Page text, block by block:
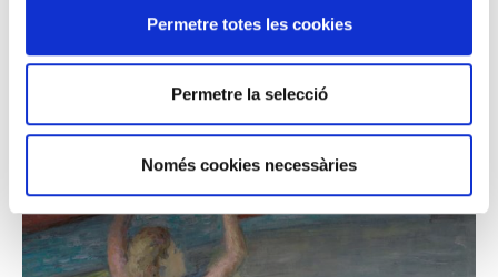
Permetre totes les cookies
Permetre la selecció
Només cookies necessàries